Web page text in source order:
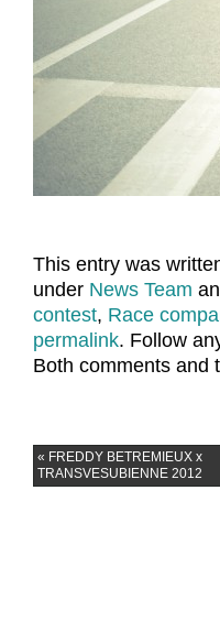
This entry was
under News Team
contest, Race
permalink. Follow
Both comments and
« FREDDY BETREMIEUX x
TRANSVESUBIENNE 2012